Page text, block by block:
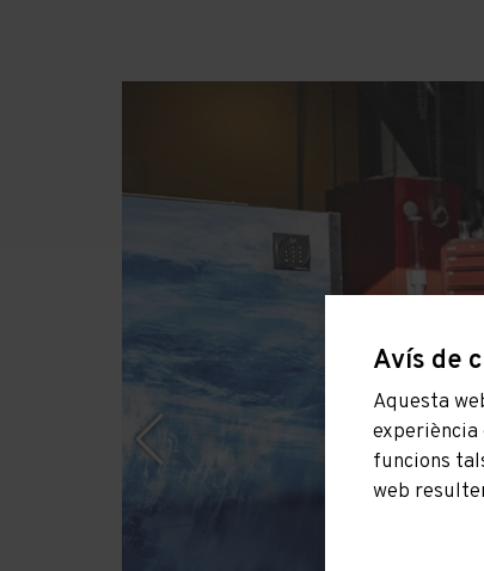
Avís de
Aquesta
experiència
funcions
web